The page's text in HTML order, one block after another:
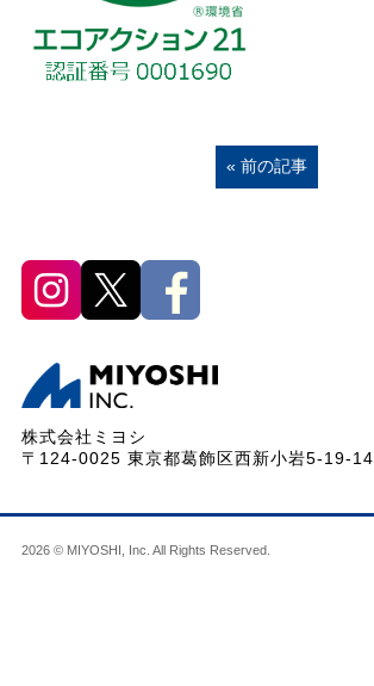
« 前の記事
株式会社ミヨシ
〒124-0025 東京都葛飾区西新小岩5-19-14
2026 © MIYOSHI, Inc. All Rights Reserved.